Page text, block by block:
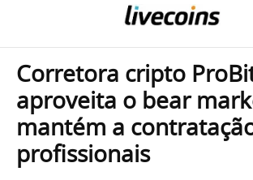
Corretora cripto
aproveita o bear
mantém a
profissionais